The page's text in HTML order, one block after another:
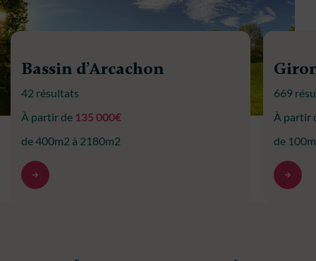
Bassin d’Arcachon
42 résultats
À partir de 135 000€
de 400m2 à 2180m2
669
À partir
de